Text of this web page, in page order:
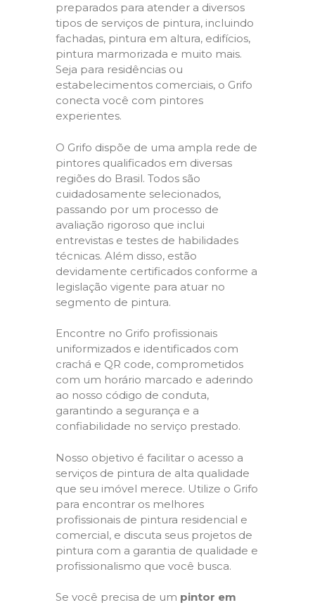
preparados para atender a diversos
tipos de serviços de pintura, incluindo
fachadas, pintura em altura, edifícios,
pintura marmorizada e muito mais.
Seja para residências ou
estabelecimentos comerciais, o Grifo
conecta você com pintores
experientes.
O Grifo dispõe de uma ampla rede de
pintores qualificados em diversas
regiões do Brasil. Todos são
cuidadosamente selecionados,
passando por um processo de
avaliação rigoroso que inclui
entrevistas e testes de habilidades
técnicas. Além disso, estão
devidamente certificados conforme a
legislação vigente para atuar no
segmento de pintura.
Encontre no Grifo profissionais
uniformizados e identificados com
crachá e QR code, comprometidos
com um horário marcado e aderindo
ao nosso código de conduta,
garantindo a segurança e a
confiabilidade no serviço prestado.
Nosso objetivo é facilitar o acesso a
serviços de pintura de alta qualidade
que seu imóvel merece. Utilize o Grifo
para encontrar os melhores
profissionais de pintura residencial e
comercial, e discuta seus projetos de
pintura com a garantia de qualidade e
profissionalismo que você busca.
Se você precisa de um pintor em